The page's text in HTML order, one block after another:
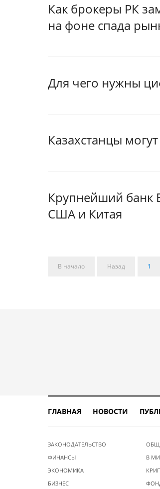
Как брокеры РК
на фоне спада
Для чего нужны
Казахстанцы
Крупнейший банк
США и Китая
В начало Назад 1
ГЛАВНАЯ НОВОСТИ
ЗАКОНОДАТЕЛЬСТВО
ФИНАНСЫ
ЭКОНОМИКА
БИЗНЕС
В